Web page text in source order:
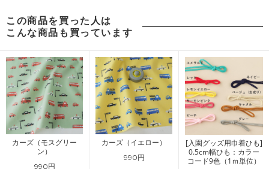
この商品を買った人は
こんな商品も買っています
カーズ（モスグリー
ン）
990円
カーズ（イエロー）
990円
[入園グッズ用巾着ひも]
0.5cm幅ひも：カラー
コード9色（1ｍ単位）